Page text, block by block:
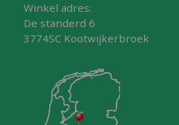
Winkel adres:
De standerd 6
3774SC Kootwijkerbroek